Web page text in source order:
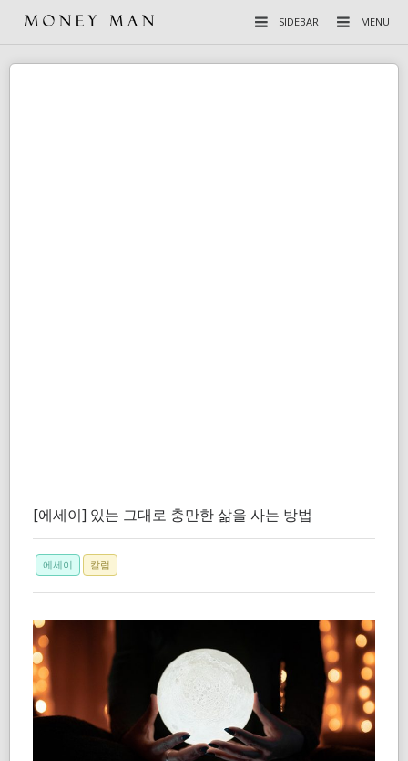
MENU
SIDEBAR
[에세이] 있는 그대로 충만한 삶을 사는 방법
에세이 칼럼